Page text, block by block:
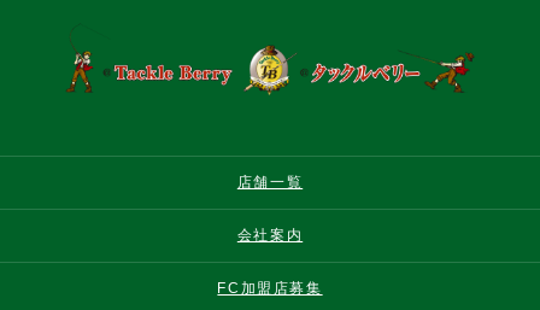
店舗一覧
会社案内
FC加盟店募集